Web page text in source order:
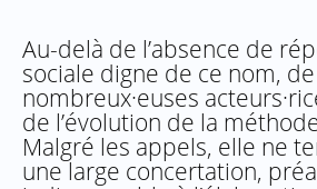
Au-delà de l’absence de
sociale digne de ce nom, de
nombreux·euses
de l’évolution de la
Malgré les appels, elle ne
une large concertation,